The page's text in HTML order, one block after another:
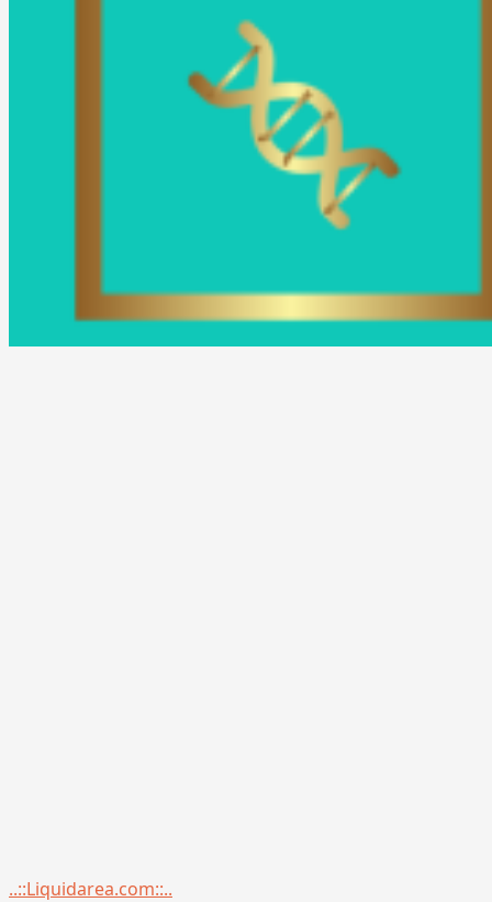
Menu
..::Liquidarea.com::..